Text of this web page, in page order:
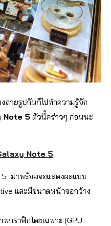
ายรูปกันก็ไปทำความรู้จัก
Note 5 ตัวนี้คร่าวๆ ก่อนนะ
Note 5
5 มาพร้อมจอแสดงผลแบบ
และมีขนาดหน้าจอกว้าง
ราฟิกโดยเฉพาะ (GPU :